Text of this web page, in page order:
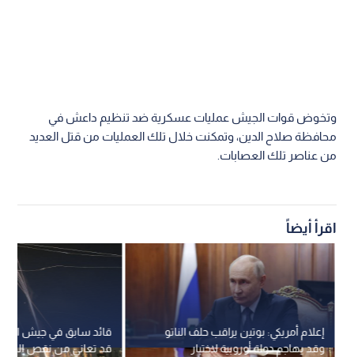
وتخوض قوات الجيش عمليات عسكرية ضد تنظيم داعش في
محافظة صلاح الدين، وتمكنت خلال تلك العمليات من قتل العديد
من عناصر تلك العصابات.
اقرأ أيضاً
قائد سابق في جيش
قد تعاني من نقص
إعلام أمريكي: بوتين يراقب حلف الناتو
وقد يهاجم دولة أوروبية لاختبار